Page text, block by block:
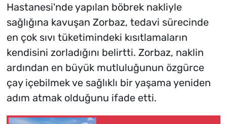
Hastanesi'nde yapılan böbrek nakliyle
sağlığına kavuşan Zorbaz, tedavi sürecinde
en çok sıvı tüketimindeki kısıtlamaların
kendisini zorladığını belirtti. Zorbaz, naklin
ardından en büyük mutluluğunun özgürce
çay içebilmek ve sağlıklı bir yaşama yeniden
adım atmak olduğunu ifade etti.